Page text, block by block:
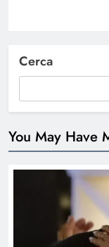
1
Cerca
You May Have